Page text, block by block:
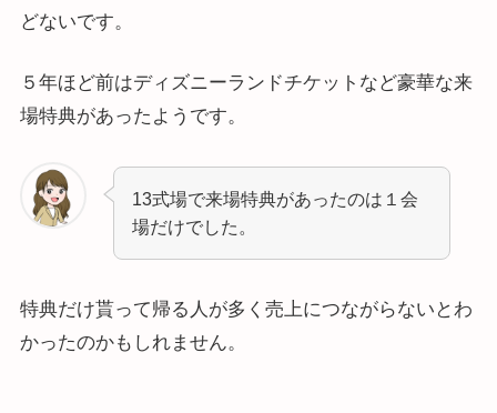
どないです。
５年ほど前はディズニーランドチケットなど豪華な来
場特典があったようです。
13式場で来場特典があったのは１会
場だけでした。
特典だけ貰って帰る人が多く売上につながらないとわ
かったのかもしれません。